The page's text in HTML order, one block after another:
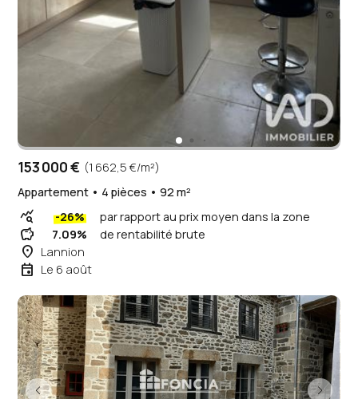
153 000 € (1 662,5 €/m²)
Appartement • 4 pièces • 92 m²
query_stats -26% par rapport au prix moyen dans la zone
savings 7.09% de rentabilité brute
place Lannion
event Le 6 août